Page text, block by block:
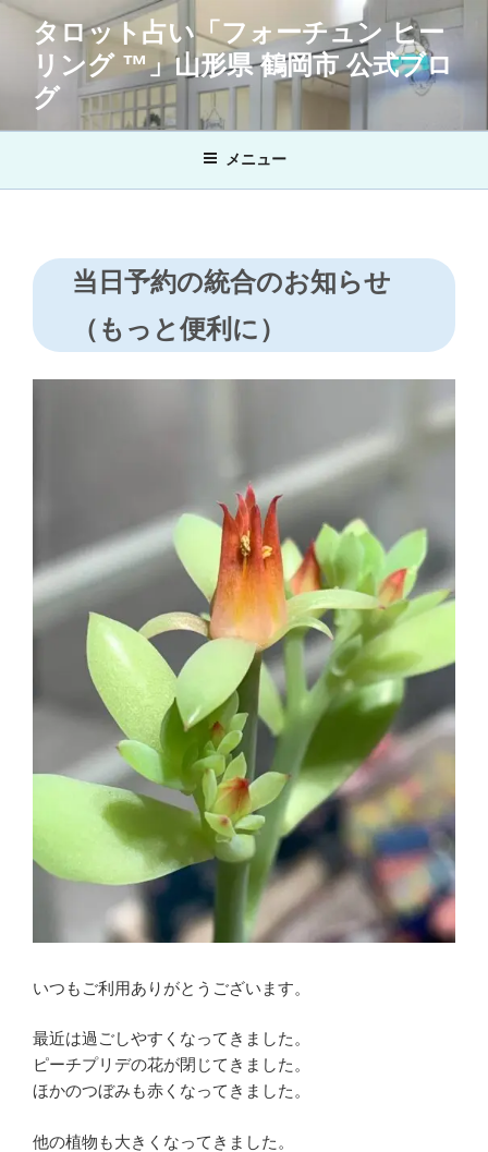
キ
タロット占い「フォーチュン ヒー
リング ™」山形県 鶴岡市 公式ブロ
グ
メニュー
当日予約の統合のお知らせ
（もっと便利に）
いつもご利用ありがとうございます。
最近は過ごしやすくなってきました。
ピーチプリデの花が閉じてきました。
ほかのつぼみも赤くなってきました。
他の植物も大きくなってきました。